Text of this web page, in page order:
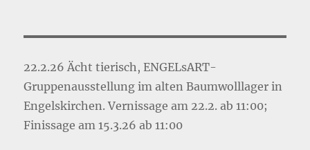
22.2.26 Ächt tierisch, ENGELsART-
Gruppenausstellung im alten Baumwolllager in
Engelskirchen. Vernissage am 22.2. ab 11:00;
Finissage am 15.3.26 ab 11:00